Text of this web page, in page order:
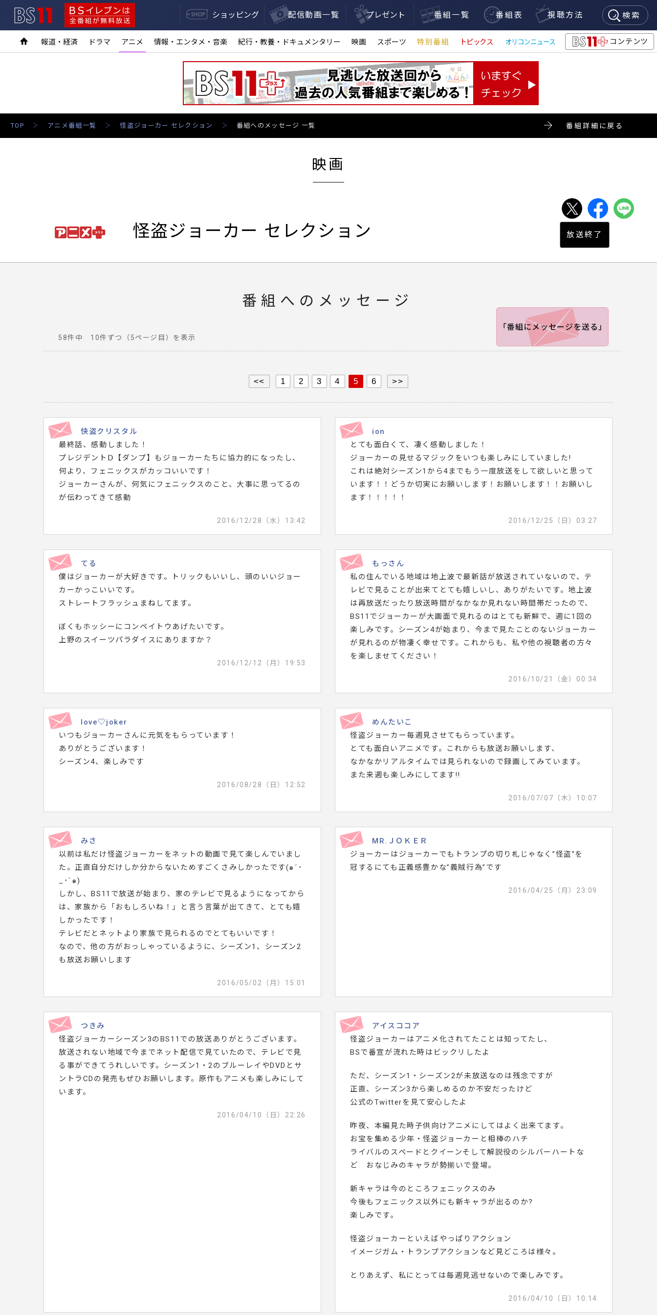
BSイレブンは全番組が無料放送
ショッピング 配信動画一覧 プレゼント 番組一覧 番組表 視聴方法 検索
報道・経済 ドラマ アニメ 情報・エンタメ・音楽 紀行・教養・ドキュメンタリー 映画 スポーツ 特別番組 トピックス
オリコンニュース
BS11+
コンテンツ
TOP アニメ番組一覧 怪盗ジョーカー セレクション 番組へのメッセージ 一覧 番組詳細に戻る
映画
怪盗ジョーカー セレクション
番組へのメッセージ
組
れ
た
こ
ち
ら
「番組にメッセージを送る」
58件中 10件ずつ（5ページ目）を表示
<< 1 2 3 4 5 6 >>
快盗クリスタル
最終話、感動しました！
プレジデントⅮ【ダンプ】もジョーカーたちに協力的になったし、
何より、フェニックスがカッコいいです！
ジョーカーさんが、何気にフェニックスのこと、大事に思ってるの
が伝わってきて感動
2016/12/28（水）13:42
ion
とても面白くて、凄く感動しました！
ジョーカーの見せるマジックをいつも楽しみにしていました!
これは絶対シーズン1から4までもう一度放送をして欲しいと思って
います！！どうか切実にお願いします！お願いします！！お願いし
ます！！！！！
2016/12/25（日）03:27
てる
僕はジョーカーが大好きです。トリックもいいし、頭のいいジョー
カーかっこいいです。
ストレートフラッシュまねしてます。
ぼくもホッシーにコンペイトウあげたいです。
上野のスイーツパラダイスにありますか？
2016/12/12（月）19:53
もっさん
私の住んでいる地域は地上波で最新話が放送されていないので、テ
レビで見ることが出来てとても嬉しいし、ありがたいです。地上波
は再放送だったり放送時間がなかなか見れない時間帯だったので、
BS11でジョーカーが大画面で見れるのはとても新鮮で、週に1回の
楽しみです。シーズン4が始まり、今まで見たことのないジョーカー
が見れるのが物凄く幸せです。これからも、私や他の視聴者の方々
を楽しませてください！
2016/10/21（金）00:34
love♡joker
いつもジョーカーさんに元気をもらっています！
ありがとうございます！
シーズン4、楽しみです
2016/08/28（日）12:52
めんたいこ
怪盗ジョーカー毎週見させてもらっています。
とても面白いアニメです。これからも放送お願いします、
なかなかリアルタイムでは見られないので録画してみています。
また来週も楽しみにしてます!!
2016/07/07（木）10:07
みさ
以前は私だけ怪盗ジョーカーをネットの動画で見て楽しんでいまし
た。正直自分だけしか分からないためすごくさみしかったです(๑´･
_･`๑)
しかし、BS11で放送が始まり、家のテレビで見るようになってから
は、家族から「おもしろいね！」と言う言葉が出てきて、とても嬉
しかったです！
テレビだとネットより家族で見られるのでとてもいいです！
なので、他の方がおっしゃっているように、シーズン1、シーズン2
も放送お願いします
2016/05/02（月）15:01
MR.ＪＯＫＥＲ
ジョーカーはジョーカーでもトランプの切り札じゃなく”怪盗”を
冠するにても正義感豊かな”義賊行為”です
2016/04/25（月）23:09
つきみ
怪盗ジョーカーシーズン3のBS11での放送ありがとうございます。
放送されない地域で今までネット配信で見ていたので、テレビで見
る事ができてうれしいです。シーズン1・2のブルーレイやDVDとサ
ントラCDの発売もぜひお願いします。原作もアニメも楽しみにして
います。
2016/04/10（日）22:26
アイスココア
怪盗ジョーカーはアニメ化されてたことは知ってたし、
BSで番宣が流れた時はビックリしたよ
ただ、シーズン1・シーズン2が未放送なのは残念ですが
正直、シーズン3から楽しめるのか不安だったけど
公式のTwitterを見て安心したよ
昨夜、本編見た時子供向けアニメにしてはよく出来てます。
お宝を集める少年・怪盗ジョーカーと相棒のハチ
ライバルのスペードとクイーンそして解説役のシルバーハートな
ど おなじみのキャラが勢揃いで登場。
新キャラは今のところフェニックスのみ
今後もフェニックス以外にも新キャラが出るのか?
楽しみです。
怪盗ジョーカーといえばやっぱりアクション
イメージガム・トランプアクションなど見どころは様々。
とりあえず、私にとっては毎週見逃せないので楽しみです。
2016/04/10（日）10:14